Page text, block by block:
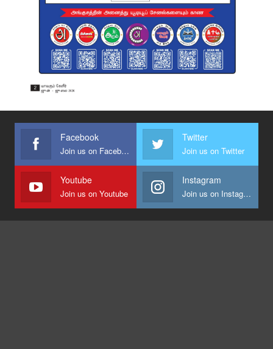
Facebook
Join us on Facebook
Twitter
Join us on Twitter
Youtube
Join us on Youtube
Instagram
Join us on Instagram